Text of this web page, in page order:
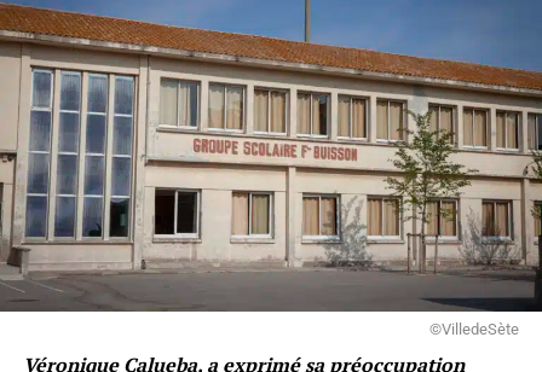
©VilledeSète
Véronique Calueba, a exprimé sa préoccupation